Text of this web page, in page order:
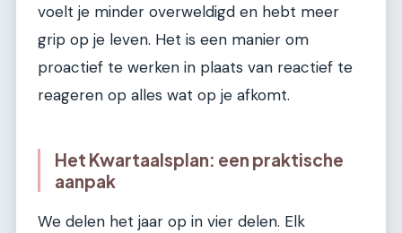
voelt je minder overweldigd en hebt meer
grip op je leven. Het is een manier om
proactief te werken in plaats van reactief te
reageren op alles wat op je afkomt.
Het Kwartaalsplan: een praktische
aanpak
We delen het jaar op in vier delen. Elk